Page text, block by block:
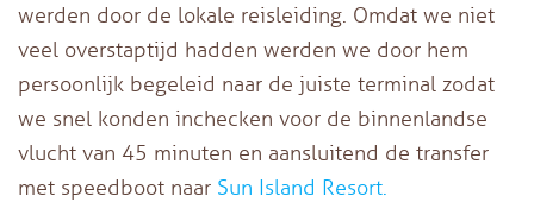
werden door de lokale reisleiding. Omdat we niet
veel overstaptijd hadden werden we door hem
persoonlijk begeleid naar de juiste terminal zodat
we snel konden inchecken voor de binnenlandse
vlucht van 45 minuten en aansluitend de transfer
met speedboot naar Sun Island Resort.